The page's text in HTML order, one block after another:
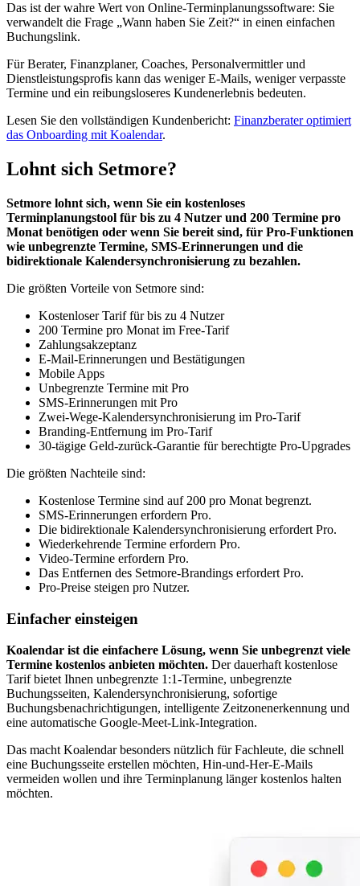
Das ist der wahre Wert von Online-Terminplanungssoftware: Sie
verwandelt die Frage „Wann haben Sie Zeit?“ in einen einfachen
Buchungslink.
Für Berater, Finanzplaner, Coaches, Personalvermittler und
Dienstleistungsprofis kann das weniger E-Mails, weniger verpasste
Termine und ein reibungsloseres Kundenerlebnis bedeuten.
Lesen Sie den vollständigen Kundenbericht: Finanzberater optimiert
das Onboarding mit Koalendar.
Lohnt sich Setmore?
Setmore lohnt sich, wenn Sie ein kostenloses
Terminplanungstool für bis zu 4 Nutzer und 200 Termine pro
Monat benötigen oder wenn Sie bereit sind, für Pro-Funktionen
wie unbegrenzte Termine, SMS-Erinnerungen und die
bidirektionale Kalendersynchronisierung zu bezahlen.
Die größten Vorteile von Setmore sind:
Kostenloser Tarif für bis zu 4 Nutzer
200 Termine pro Monat im Free-Tarif
Zahlungsakzeptanz
E-Mail-Erinnerungen und Bestätigungen
Mobile Apps
Unbegrenzte Termine mit Pro
SMS-Erinnerungen mit Pro
Zwei-Wege-Kalendersynchronisierung im Pro-Tarif
Branding-Entfernung im Pro-Tarif
30-tägige Geld-zurück-Garantie für berechtigte Pro-Upgrades
Die größten Nachteile sind:
Kostenlose Termine sind auf 200 pro Monat begrenzt.
SMS-Erinnerungen erfordern Pro.
Die bidirektionale Kalendersynchronisierung erfordert Pro.
Wiederkehrende Termine erfordern Pro.
Video-Termine erfordern Pro.
Das Entfernen des Setmore-Brandings erfordert Pro.
Pro-Preise steigen pro Nutzer.
Einfacher einsteigen
Koalendar ist die einfachere Lösung, wenn Sie unbegrenzt viele
Termine kostenlos anbieten möchten. Der dauerhaft kostenlose
Tarif bietet Ihnen unbegrenzte 1:1-Termine, unbegrenzte
Buchungsseiten, Kalendersynchronisierung, sofortige
Buchungsbenachrichtigungen, intelligente Zeitzonenerkennung und
eine automatische Google-Meet-Link-Integration.
Das macht Koalendar besonders nützlich für Fachleute, die schnell
eine Buchungsseite erstellen möchten, Hin-und-Her-E-Mails
vermeiden wollen und ihre Terminplanung länger kostenlos halten
möchten.